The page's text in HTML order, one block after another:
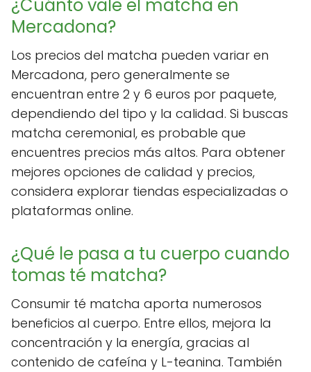
¿Cuánto vale el matcha en
Mercadona?
Los precios del matcha pueden variar en
Mercadona, pero generalmente se
encuentran entre 2 y 6 euros por paquete,
dependiendo del tipo y la calidad. Si buscas
matcha ceremonial, es probable que
encuentres precios más altos. Para obtener
mejores opciones de calidad y precios,
considera explorar tiendas especializadas o
plataformas online.
¿Qué le pasa a tu cuerpo cuando
tomas té matcha?
Consumir té matcha aporta numerosos
beneficios al cuerpo. Entre ellos, mejora la
concentración y la energía, gracias al
contenido de cafeína y L-teanina. También